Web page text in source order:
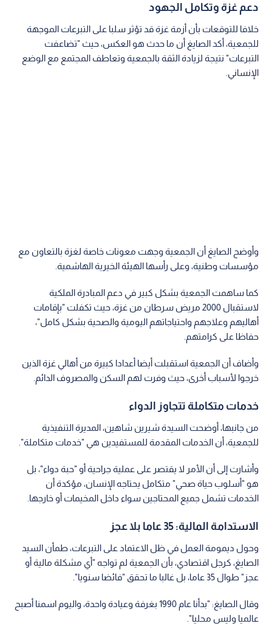
دعم غزة وتكامل الجهود
خلافا للتوقعات بأن أزمة غزة قد تؤثر سلبا على التبرعات الموجهة
للجمعية، أكد الصايغ أن ما حدث هو العكس، حيث "تضاعفت
التبرعات" نتيجة لزيادة الثقة بالجمعية وتعاطف المجتمع مع الوضع
الإنساني.
وأوضح الصايغ أن الجمعية وجهت معونات خاصة لغزة بالتعاون مع
مؤسسات وطنية، وعلى رأسها الهيئة الخيرية الهاشمية.
كما ساهمت الجمعية بشكل كبير في دعم المبادرة الملكية
لاستقبال 2000 مريض سرطان من غزة، حيث تكفلت "بإقامات
أهاليهم وعلاجهم واحتياجاتهم اليومية والصحية بشكل كامل"،
حفاظا على كرامتهم.
وأضاف أن الجمعية استقبلت أيضا أعدادا كبيرة من أهالي غزة الذين
خرجوا لأسباب أخرى، حيث وفرت لهم السكن والمصروف الدائم.
خدمات متكاملة تتجاوز الدواء
من جانبها، أوضحت السيدة شيرين شاهين، المديرة التنفيذية
للجمعية، أن الخدمات المقدمة للمستفيدين هي "خدمات متكاملة".
وأشارت إلى أن الأمر لا يقتصر على عملية جراحية أو "حبة دواء"، بل
هو "أسلوب حياة صحي" متكامل يحتاجه الإنسان، مؤكدة أن
الخدمات تشمل جميع المحتاجين سواء داخل المخيمات أو خارجها.
الاستدامة المالية: 35 عاما بلا عجز
وحول ديمومة العمل في ظل الاعتماد على التبرعات، طمأن السيد
الصايغ، كرجل اقتصادي، بأن الجمعية لم تواجه "أي مشكلة مالية أو
عجز" طوال 35 عاما، بل غالبا ما تحقق "فائضا سنويا".
وقال الصايغ: "بدأنا عام 1990 بغرفة وعيادة واحدة، واليوم اسمنا أصبح
عالميا وليس محليا".